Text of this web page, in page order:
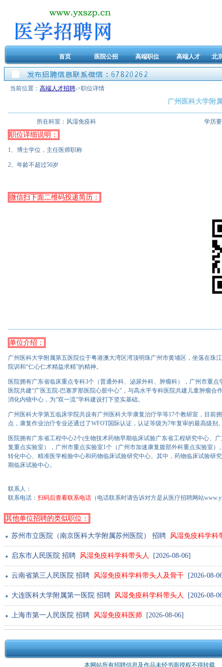
首页 医院公招 高端职位 高端人才 北
当前位置： 高端人才招聘->职位详情
广州医科大学附
所在科室： 风湿免疫科 学历
职位详细说明：
1、博士学位，主任医师职称
2、年龄不超过50岁
微信扫下面二维码投递简历：
单位介绍：
广州医科大学附属第五医院位于粤港澳大湾区湾顶明珠广州市黄埔区，坐落在珠
院训和“仁心仁术精益求精”的精神。
医院拥有广东省临床重点专科3个（普通外科、泌尿外科、肿瘤科），广州市重
医院共建“广医五院-巴塞罗那医院心脏中心”，与高水平专科医院共建儿童肿瘤
消化内镜中心，为“双一流”学科建设打下坚实基础。
广州医科大学第五临床学院共设有广州医科大学康复治疗学等17个教研室，目
点，康复作业治疗专业还通过了WFOT国际认证，认证等级为7年复审的最高级
医院拥有广东省工程中心2个(生物技术药物早期临床试验广东省工程研究中心、
复重点实验室），广州市重点实验室1个（广州市加速康复腹部外科重点实验室
转化中心、精准医学检验中心和药物临床试验研究中心。其中，药物临床试验研
期临床试验中心。
联系人：
联系电话： 扫码后查看联系电话（电话联系时请告诉对方是从医疗招聘网站
其他单位招聘的类似职位：
苏州市立医院（南京医科大学附属苏州医院） 招聘 风湿免疫科学科
启东市人民医院 招聘 风湿免疫科学科带头人 [2026-08-06]
云南省第三人民医院 招聘 风湿免疫科学科带头人及骨干 [2026-08-
大连医科大学附属第一医院 招聘 风湿免疫科学科带头人 [2026-08-
上海市第一人民医院 招聘 风湿免疫科医师 [2026-08-06]
本网站所有招聘信息及作品未经书面授权不得转载